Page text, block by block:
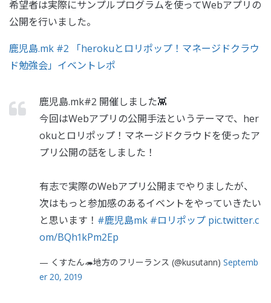
希望者は実際にサンプルプログラムを使ってWebアプリの
公開を行いました。
鹿児島.mk #2 「herokuとロリポップ！マネージドクラウ
ド勉強会」イベントレポ
鹿児島.mk#2 開催しました👾
今回はWebアプリの公開手法というテーマで、her
okuとロリポップ！マネージドクラウドを使ったア
プリ公開の話をしました！
有志で実際のWebアプリ公開までやりましたが、
次はもっと参加感のあるイベントをやっていきたい
と思います！ #鹿児島mk #ロリポップ pic.twitter.c
om/BQh1kPm2Ep
— くすたん🦔地方のフリーランス (@kusutann) Septemb
er 20, 2019